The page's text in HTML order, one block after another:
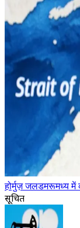
होर्मुज़ जलडमरूमध्य
सूचित